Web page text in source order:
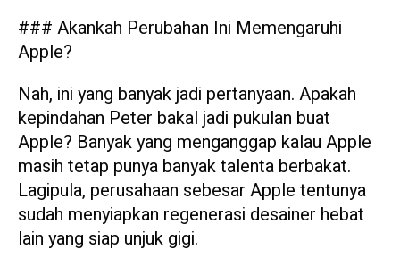
### Akankah Perubahan Ini Memengaruhi
Apple?
Nah, ini yang banyak jadi pertanyaan. Apakah
kepindahan Peter bakal jadi pukulan buat
Apple? Banyak yang menganggap kalau Apple
masih tetap punya banyak talenta berbakat.
Lagipula, perusahaan sebesar Apple tentunya
sudah menyiapkan regenerasi desainer hebat
lain yang siap unjuk gigi.